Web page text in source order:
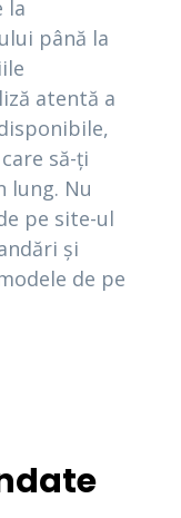
la
până la
atentă a
să-ți
lung. Nu
pe site-ul
și
de pe